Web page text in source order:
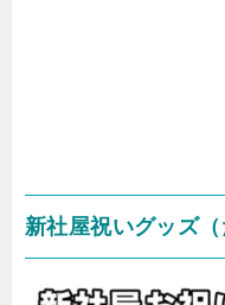
新社屋祝いグッズ